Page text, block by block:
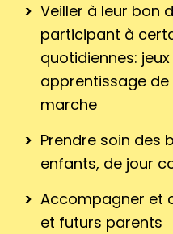
Veiller à leur bon
participant à
quotidiennes:
apprentissage de
marche
Prendre soin des
enfants, de jour
Accompagner et
et futurs parents